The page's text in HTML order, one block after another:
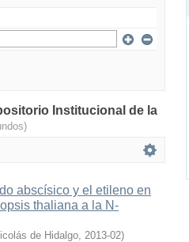
Institucional de la
abscísico y el etileno en
thaliana a la N-
de Hidalgo, 2013-02)